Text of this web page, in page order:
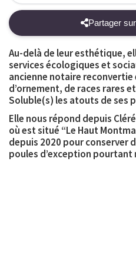
Partager
Au-delà de leur esthétique,
services écologiques et
ancienne notaire reconvertie
d’ornement, de races rares
Soluble(s) les atouts de ses
Elle nous répond depuis
où est situé “Le Haut
depuis 2020 pour conserver
poules d’exception pourtant